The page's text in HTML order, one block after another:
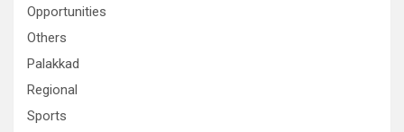
Opportunities
Others
Palakkad
Regional
Sports